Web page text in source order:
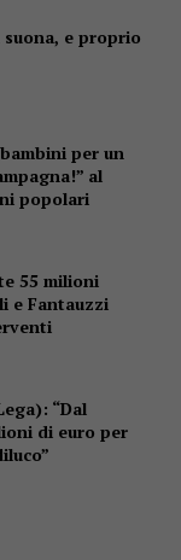
suona, e proprio
per un
al
popolari
55 milioni
e Fantauzzi
“Dal
di euro per